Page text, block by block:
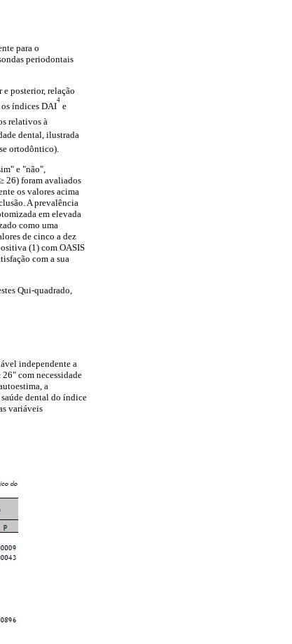
para o
periodontais
posterior, relação
índices DAI
4
e
relativos à
dental, ilustrada
ortodôntico).
e "não",
26) foram avaliados
os valores acima
A prevalência
em elevada
como uma
de cinco a dez
(1) com OASIS
com a sua
Qui-quadrado,
independente a
com necessidade
a
dental do índice
variáveis